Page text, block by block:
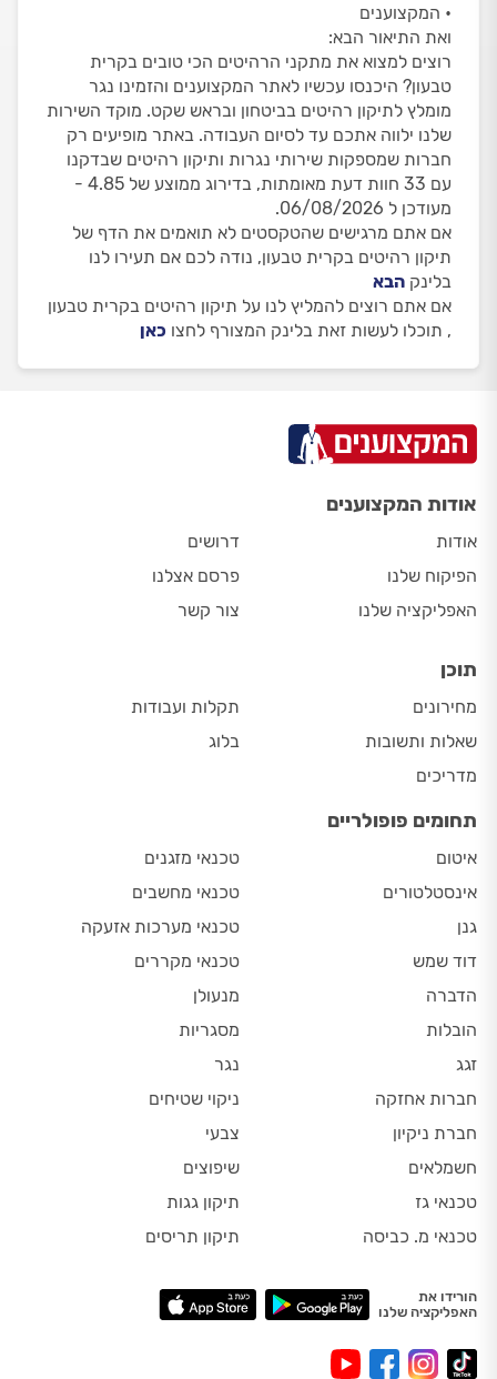
• המקצוענים
ואת התיאור הבא:
רוצים למצוא את מתקני הרהיטים הכי טובים בקרית
טבעון? היכנסו עכשיו לאתר המקצוענים והזמינו נגר
מומלץ לתיקון רהיטים בביטחון ובראש שקט. מוקד השירות
שלנו ילווה אתכם עד לסיום העבודה. באתר מופיעים רק
חברות שמספקות שירותי נגרות ותיקון רהיטים שבדקנו
עם 33 חוות דעת מאומתות, בדירוג ממוצע של 4.85 -
מעודכן ל 06/08/2026.
אם אתם מרגישים שהטקסטים לא תואמים את הדף של
תיקון רהיטים בקרית טבעון, נודה לכם אם תעירו לנו
בלינק הבא
אם אתם רוצים להמליץ לנו על תיקון רהיטים בקרית טבעון
, תוכלו לעשות זאת בלינק המצורף לחצו כאן
אודות המקצוענים
אודות
הפיקוח שלנו
האפליקציה שלנו
דרושים
פרסם אצלנו
צור קשר
תוכן
מחירונים
שאלות ותשובות
מדריכים
תקלות ועבודות
בלוג
תחומים פופולריים
איטום
אינסטלטורים
גנן
דוד שמש
הדברה
הובלות
זגג
חברות אחזקה
חברת ניקיון
חשמלאים
טכנאי גז
טכנאי מ. כביסה
טכנאי מזגנים
טכנאי מחשבים
טכנאי מערכות אזעקה
טכנאי מקררים
מנעולן
מסגריות
נגר
ניקוי שטיחים
צבעי
שיפוצים
תיקון גגות
תיקון תריסים
הורידו את
האפליקציה שלנו